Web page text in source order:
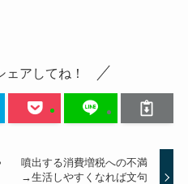
ェアしてね！
噴出する消費増税への不満
→生活しやすくなれば文句